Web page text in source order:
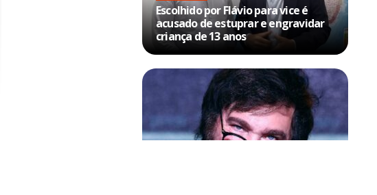
Escolhido por Flávio para vice é
acusado de estuprar e engravidar
criança de 13 anos